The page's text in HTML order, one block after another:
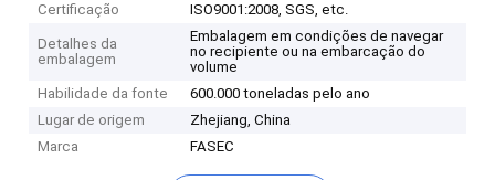
Certificação
ISO9001:2008, SGS, etc.
Detalhes da
embalagem
Embalagem em condições de navegar
no recipiente ou na embarcação do
volume
Habilidade da fonte
600.000 toneladas pelo ano
Lugar de origem
Zhejiang, China
Marca
FASEC